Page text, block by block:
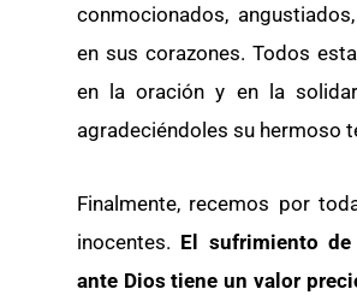
conmocionados,
en sus corazones. Todos
en la oración y en la
agradeciéndoles su hermoso
Finalmente, recemos por
inocentes. El sufrimiento
ante Dios tiene un valor